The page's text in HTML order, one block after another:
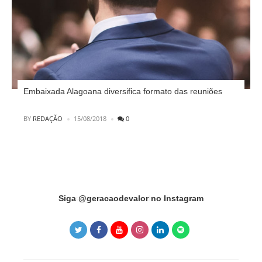
Embaixada Alagoana diversifica formato das reuniões
POSTED
BY REDAÇÃO 15/08/2018 0
Instagram has returned invalid data.
Siga @geracaodevalor no Instagram